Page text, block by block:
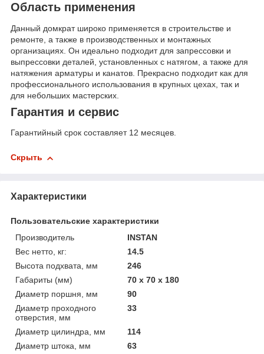
Область применения
Данный домкрат широко применяется в строительстве и
ремонте, а также в производственных и монтажных
организациях. Он идеально подходит для запрессовки и
выпрессовки деталей, установленных с натягом, а также для
натяжения арматуры и канатов. Прекрасно подходит как для
профессионального использования в крупных цехах, так и
для небольших мастерских.
Гарантия и сервис
Гарантийный срок составляет 12 месяцев.
Скрыть
Характеристики
Пользовательские характеристики
Производитель
INSTAN
Вес нетто, кг:
14.5
Высота подхвата, мм
246
Габариты (мм)
70 х 70 х 180
Диаметр поршня, мм
90
Диаметр проходного
отверстия, мм
33
Диаметр цилиндра, мм
114
Диаметр штока, мм
63